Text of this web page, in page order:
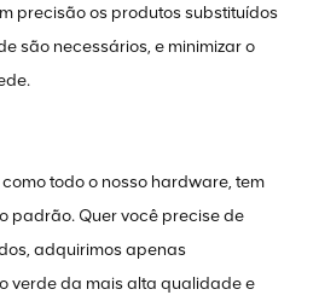
precisão os produtos substituídos
são necessários, e minimizar o
todo o nosso hardware, tem
padrão. Quer você precise de
adquirimos apenas
verde da mais alta qualidade e